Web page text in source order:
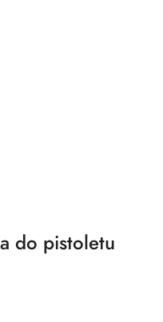
do pistoletu